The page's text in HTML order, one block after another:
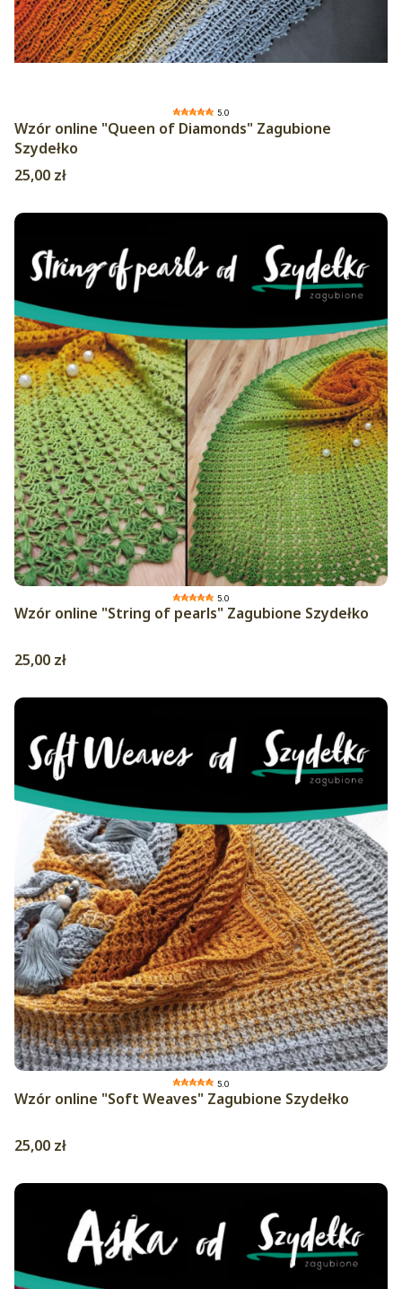
5.0
Wzór online "Queen of Diamonds" Zagubione
Szydełko
Cena
25,00 zł
5.0
Wzór online "String of pearls" Zagubione Szydełko
Cena
25,00 zł
5.0
Wzór online "Soft Weaves" Zagubione Szydełko
Cena
25,00 zł